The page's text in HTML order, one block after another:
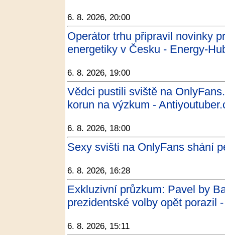
6. 8. 2026, 20:00
Operátor trhu připravil novinky
energetiky v Česku - Energy-
6. 8. 2026, 19:00
Vědci pustili sviště na
korun na výzkum -
6. 8. 2026, 18:00
Sexy svišti na OnlyFans shání
6. 8. 2026, 16:28
Exkluzivní průzkum: Pavel by
prezidentské volby opět porazil
6. 8. 2026, 15:11